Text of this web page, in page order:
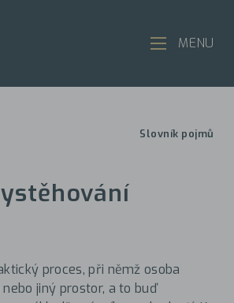
Slovník pojmů
proces, při němž osoba
jiný prostor, a to buď
MENU